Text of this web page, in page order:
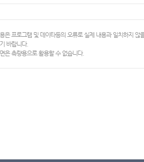
은 프로그램 및 데이타등의 오류로 실제 내용과 일치하지
바랍니다.
은 측량용으로 활용할 수 없습니다.